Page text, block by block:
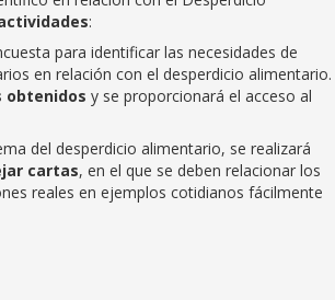
:
para identificar las necesidades de
en relación con el desperdicio alimentario.
obtenidos y se proporcionará el acceso al
del desperdicio alimentario, se realizará
cartas, en el que se deben relacionar los
reales en ejemplos cotidianos fácilmente